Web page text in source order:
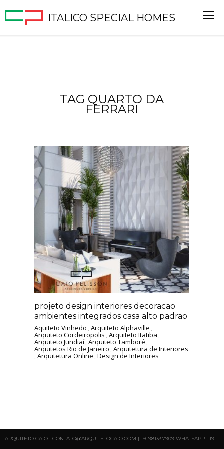
ITALICO SPECIAL HOMES
TAG QUARTO DA
FERRARI
projeto design interiores decoracao
ambientes integrados casa alto padrao
Aquiteto Vinhedo , Arquiteto Alphaville ,
Arquiteto Cordeiropolis , Arquiteto Itatiba ,
Arquiteto Jundiaí, Arquiteto Tamboré ,
Arquitetos Rio de Janeiro , Arquitetura de Interiores
, Arquitetura Online , Design de Interiores
ARQUITETO CAIO | CONTATO@ARQUITETOCAIO.COM | 19. 98133.7909 WHATSAPP | 19.